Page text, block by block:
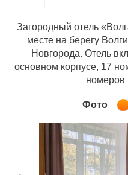
Загородный отель
месте на берегу
Новгорода. Отель
основном корпусе, 17
номеров
Фото